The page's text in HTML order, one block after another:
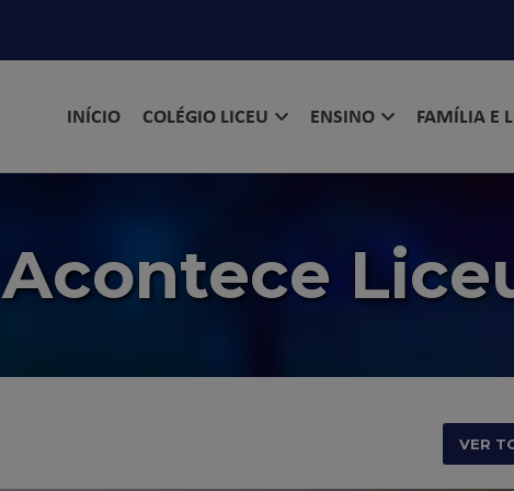
INÍCIO COLÉGIO LICEU ENSINO FAMÍLIA E
Acontece
VER